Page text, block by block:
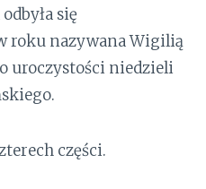
się
roku nazywana Wigilią
uroczystości niedzieli
części.